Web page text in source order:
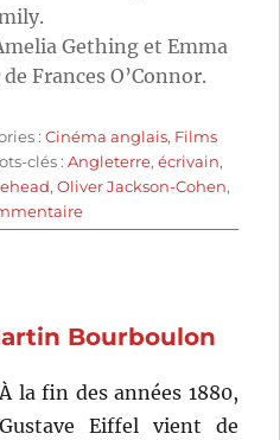
Gething et Emma
de Frances O’Connor.
:Cinéma anglais, Films
clés :Angleterre,écrivain,
,Oliver Jackson-Cohen,
sur
Emily
O’Connor
Bourboulon
À la fin des années 1880,
Gustave Eiffel vient de